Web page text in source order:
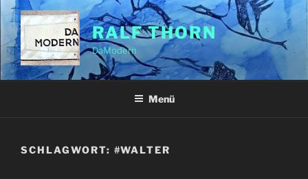
Zum
Inhalt
springen
RALF THORN
DaModern
Menü
SCHLAGWORT: #WALTER